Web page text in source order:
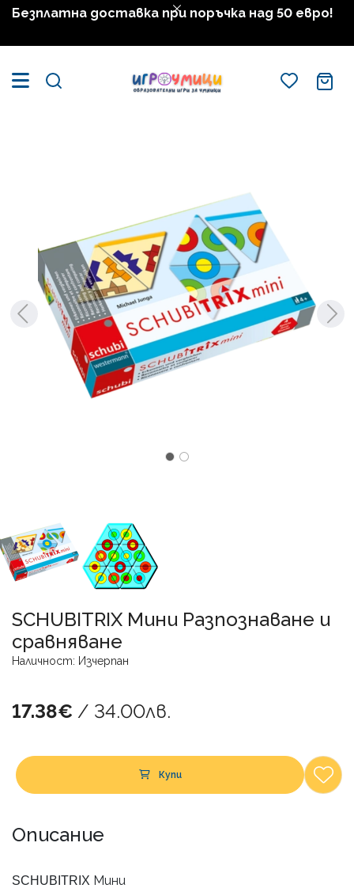
Безплатна доставка при поръчка над 50 евро!
SCHUBITRIX Мини Разпознаване и
сравняване
Наличност: Изчерпан
17.38€ / 34.00лв.
Купи
Описание
SCHUBITRIX Мини